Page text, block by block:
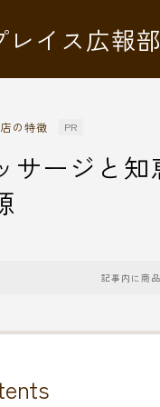
レイス広報部
の特徴 PR
サージと
記事内に商